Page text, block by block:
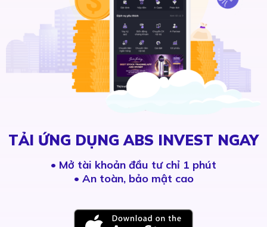
TẢI ỨNG DỤNG ABS INVEST NGAY
• Mở tài khoản đầu tư chỉ 1 phút
• An toàn, bảo mật cao